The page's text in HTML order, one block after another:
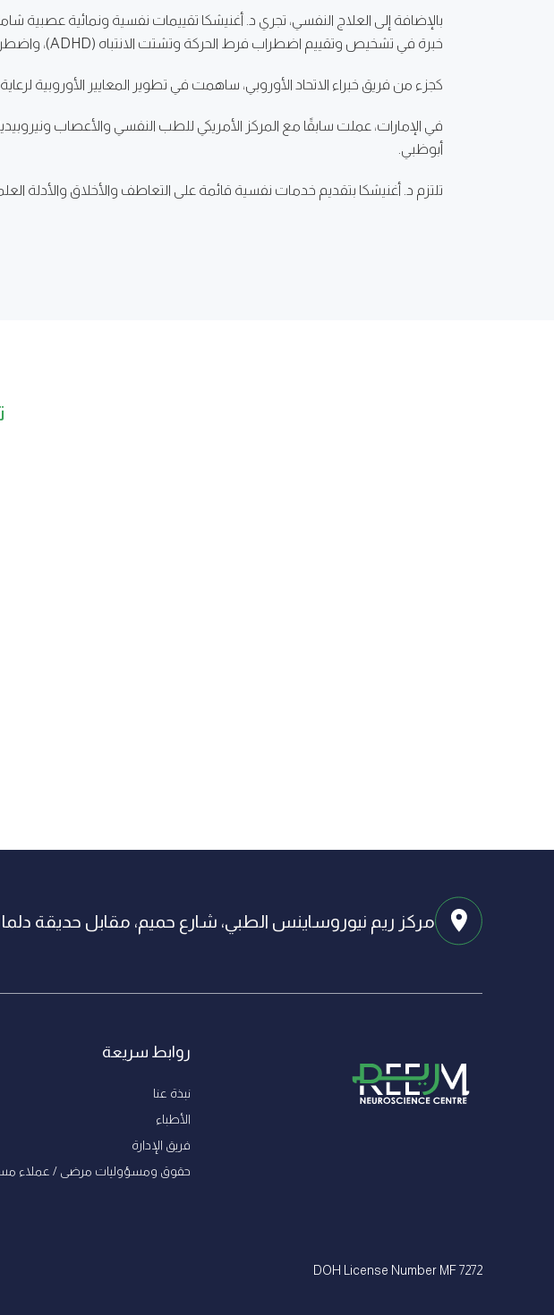
بالإضافة إلى العلاج النفسي، تجري د. أغنيشكا تقييمات نفسية ونمائية عصبية
خبرة في تشخيص وتقييم اضطراب فرط الحركة وتشتت الانتباه (ADHD)، واضطرابات طيف التوحد (ASD)، والإعاقات الذهنية، والاختلالات العصبية.
كجزء من فريق خبراء الاتحاد الأوروبي، ساهمت في تطوير المعايير الأوروبية
في الإمارات، عملت سابقًا مع المركز الأمريكي للطب النفسي والأعصاب
أبوظبي.
تلتزم د. أغنيشكا بتقديم خدمات نفسية قائمة على التعاطف والأخلاق والأدلة
مركز ريم نيوروساينس الطبي، شارع حميم، مقابل حديقة
روابط سريعة
نبذة عنا
الأطباء
فريق الإدارة
ﺣﻘﻮق وﻣﺴﺆوﻟﻴﺎت ﻣﺮﺿﻰ / ﻋﻤﻼء
DOH License Number MF 7272